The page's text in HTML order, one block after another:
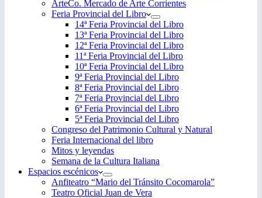
ArteCo. Mercado de Arte Corrientes
Feria Provincial del Libro
14ª Feria Provincial del Libro
13ª Feria Provincial del Libro
12ª Feria Provincial del Libro
11ª Feria Provincial del Libro
10ª Feria Provincial del Libro
9ª Feria Provincial del Libro
8ª Feria Provincial del Libro
7ª Feria Provincial del Libro
6ª Feria Provincial del Libro
5ª Feria Provincial del Libro
Congreso del Patrimonio Cultural y Natural
Feria Internacional del libro
Mitos y leyendas
Semana de la Cultura Italiana
Espacios escénicos
Anfiteatro “Mario del Tránsito Cocomarola”
Teatro Oficial Juan de Vera